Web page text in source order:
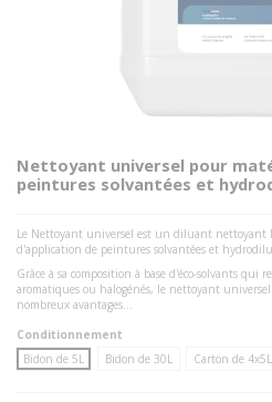
Nettoyant universel pour
peintures solvantées et
Le Nettoyant universel est un diluant nettoyant
d'application de peintures solvantées et
Grâce à sa composition à base d'éco-solvants qui
aromatiques ou halogénés, le nettoyant
nombreux avantages...
Conditionnement
Bidon de 5L
Bidon de 30L Carton de 4x5L